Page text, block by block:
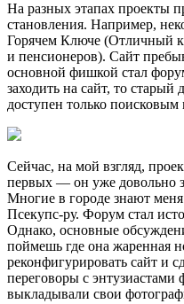
На разных этапах проекты
становления. Например,
Горячем Ключе (Отличный
и пенсионеров). Сайт
основной фишкой стал
заходить на сайт, то
доступен только
Сейчас, на мой взгляд,
первых — он уже довольно
Многие в городе знают
Псекупс-ру. Форум стал
Однако, основные
поймешь где она жаренная
реконфигурировать сайт и
переговоры с
выкладывали свои